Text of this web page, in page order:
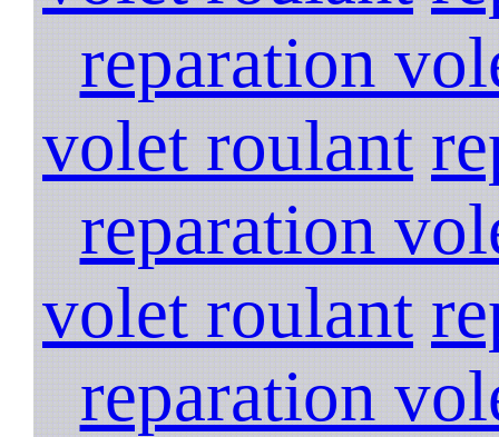
reparation
volet roulant
reparation
volet roulant
reparation